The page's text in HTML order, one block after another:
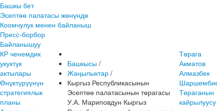
Башкы бет
Эсептөө палатасы жөнүндө
Коомчулук менен байланыш
Пресс-борбор
Байланышуу
КР ченемдик
укуктук
актылары
Өнүктүрүүнүн
стратегиялык
планы
Башкысы /
Жаңылыктар /
Кыргыз Республикасынын
Эсептөө палатасынын төрагасы
У.А. Мариповдун Кыргыз
Төрага
Акматов
Алмазбек
Төраганын
кайрылуусу